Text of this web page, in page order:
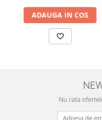
ADAUGA IN COS
Nu rata